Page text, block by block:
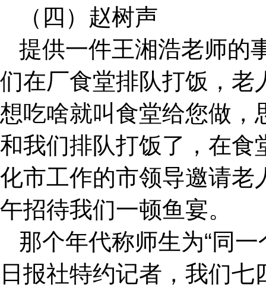
（四）赵树声
提供一件王湘浩老师的
们在厂食堂排队打饭，老
想吃啥就叫食堂给您做，
和我们排队打饭了，在食
化市工作的市领导邀请老
午招待我们一顿鱼宴。
那个年代称师生为“同
日报社特约记者，我们